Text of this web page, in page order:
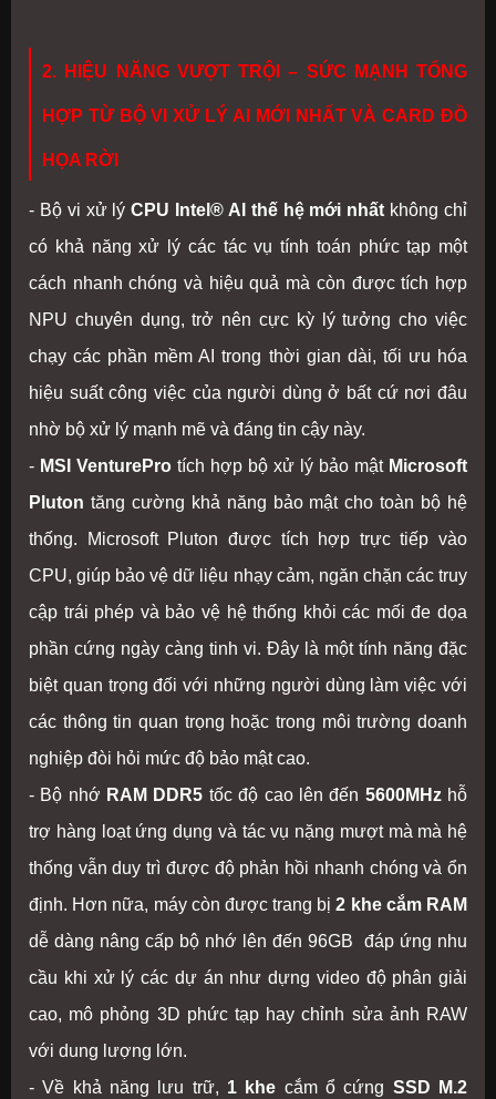
2. HIỆU NĂNG VƯỢT TRỘI – SỨC MẠNH TỔNG
HỢP TỪ BỘ VI XỬ LÝ AI MỚI NHẤT VÀ CARD ĐỒ
HỌA RỜI
- Bộ vi xử lý CPU Intel® AI thế hệ mới nhất không chỉ
có khả năng xử lý các tác vụ tính toán phức tạp một
cách nhanh chóng và hiệu quả mà còn được tích hợp
NPU chuyên dụng, trở nên cực kỳ lý tưởng cho việc
chạy các phần mềm AI trong thời gian dài, tối ưu hóa
hiệu suất công việc của người dùng ở bất cứ nơi đâu
nhờ bộ xử lý mạnh mẽ và đáng tin cậy này.
- MSI VenturePro tích hợp bộ xử lý bảo mật Microsoft
Pluton tăng cường khả năng bảo mật cho toàn bộ hệ
thống. Microsoft Pluton được tích hợp trực tiếp vào
CPU, giúp bảo vệ dữ liệu nhạy cảm, ngăn chặn các truy
cập trái phép và bảo vệ hệ thống khỏi các mối đe dọa
phần cứng ngày càng tinh vi. Đây là một tính năng đặc
biệt quan trọng đối với những người dùng làm việc với
các thông tin quan trọng hoặc trong môi trường doanh
nghiệp đòi hỏi mức độ bảo mật cao.
- Bộ nhớ RAM DDR5 tốc độ cao lên đến 5600MHzhỗ
trợ hàng loạt ứng dụng và tác vụ nặng mượt mà mà hệ
thống vẫn duy trì được độ phản hồi nhanh chóng và ổn
định. Hơn nữa, máy còn được trang bị 2 khe cắm RAM
dễ dàng nâng cấp bộ nhớ lên đến 96GB đáp ứng nhu
cầu khi xử lý các dự án như dựng video độ phân giải
cao, mô phỏng 3D phức tạp hay chỉnh sửa ảnh RAW
với dung lượng lớn.
- Về khả năng lưu trữ, 1 khe cắm ổ cứng SSD M.2